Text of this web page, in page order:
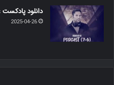
دانلود پادکست
2025-04-26